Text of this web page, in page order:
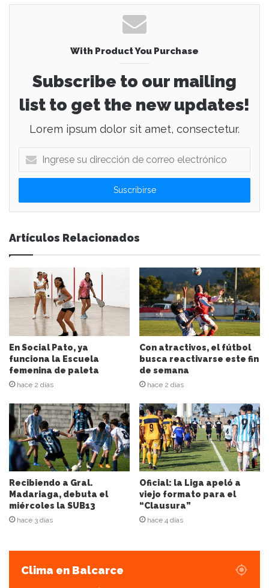
With Product You Purchase
Subscribe to our mailing
list to get the new updates!
Lorem ipsum dolor sit amet, consectetur.
g
e
s
u
d
c
i
ó
n
d
c
o
r
r
e
o
e
l
e
c
n
Artículos Relacionados
En Social Pato, ya
funciona la Escuela
femenina de paleta
hace 2 días
Con atractivos, el fútbol
busca reactivarse este fin
de semana
hace 2 días
Recibiendo a Gral.
Madariaga, debuta el
miércoles la SUB13
hace 3 días
Oficial: la Liga apeló a
viejo formato para el
“Clausura”
hace 4 días
Clima en Balcarce